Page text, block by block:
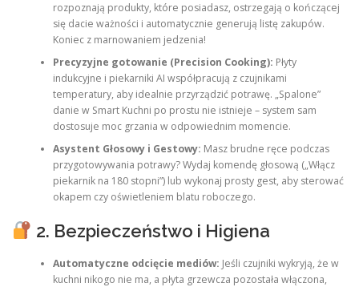
rozpoznają produkty, które posiadasz, ostrzegają o kończącej
się dacie ważności i automatycznie generują listę zakupów.
Koniec z marnowaniem jedzenia!
Precyzyjne gotowanie (Precision Cooking): Płyty
indukcyjne i piekarniki AI współpracują z czujnikami
temperatury, aby idealnie przyrządzić potrawę. „Spalone”
danie w Smart Kuchni po prostu nie istnieje – system sam
dostosuje moc grzania w odpowiednim momencie.
Asystent Głosowy i Gestowy: Masz brudne ręce podczas
przygotowywania potrawy? Wydaj komendę głosową („Włącz
piekarnik na 180 stopni”) lub wykonaj prosty gest, aby sterować
okapem czy oświetleniem blatu roboczego.
2. Bezpieczeństwo i Higiena
Automatyczne odcięcie mediów: Jeśli czujniki wykryją, że w
kuchni nikogo nie ma, a płyta grzewcza pozostała włączona,